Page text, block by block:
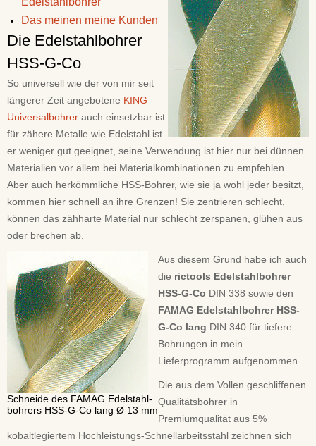
Das meinen meine Kunden
Die Edelstahlbohrer
HSS-G-Co
So universell wie der von mir seit
längerer Zeit angebotene KING
Universalbohrer auch einsetzbar ist:
für zähere Metalle wie Edelstahl ist
er weniger gut geeignet, seine Verwendung ist hier nur bei dünnen
Materialien vor allem bei Materialkombinationen zu empfehlen.
Aber auch herkömmliche HSS-Bohrer, wie sie ja wohl jeder besitzt,
kommen hier schnell an ihre Grenzen! Sie zentrieren schlecht,
können das zähharte Material nur schlecht zerspanen, glühen aus
oder brechen ab.
Schneide des FAMAG Edelstahl-
bohrers HSS-G-Co lang Ø 13 mm
Aus diesem Grund habe ich auch
die rictools Edelstahlbohrer
HSS-G-Co DIN 338 sowie den
FAMAG Edelstahlbohrer HSS-
G-Co lang DIN 340 für tiefere
Bohrungen in mein
Lieferprogramm aufgenommen.
Die aus dem Vollen geschliffenen
Qualitätsbohrer in
Premiumqualität aus 5%
kobaltlegiertem Hochleistungs-Schnellarbeitsstahl zeichnen sich